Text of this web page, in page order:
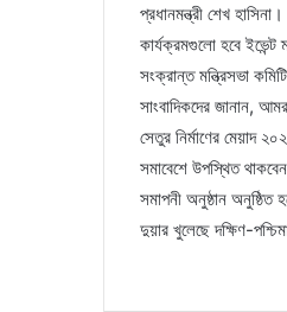
প্রধানমন্ত্রী শেখ
কার্যক্রমগুলো হবে ইভেন্ট
সংক্রান্ত মন্ত্রিসভা
সাংবাদিকদের জানান,
সেতুর নির্মাণের মেয়াদ
সমাবেশে উপস্থিত
সমাপনী অনুষ্ঠান
দুয়ার খুলেছে দক্ষিণ-